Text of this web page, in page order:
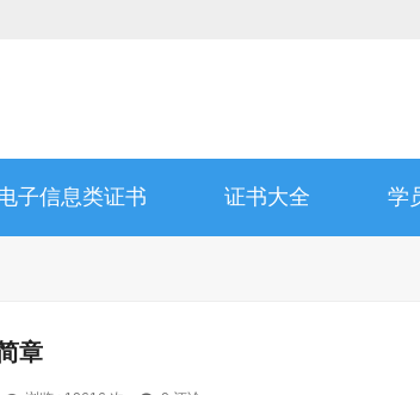
子信息类证书 证书大全 学
章